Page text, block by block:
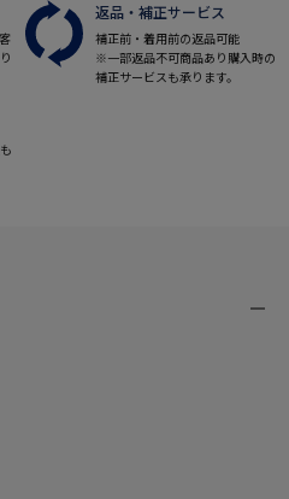
返品・補正サービス
補正前・着用前の返品可能
※一部返品不可商品あり購入時の
補正サービスも承ります。